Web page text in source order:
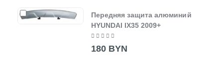
Передняя защита алюминий
HYUNDAI IX35 2009+
180 BYN